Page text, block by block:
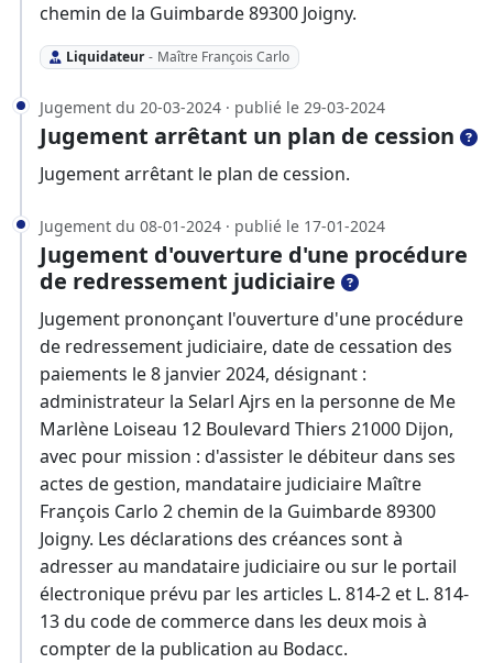
chemin de la Guimbarde 89300 Joigny.
Liquidateur - Maître François Carlo
Jugement du 20-03-2024 · publié le 29-03-2024
Jugement arrêtant un plan de cession
Jugement arrêtant le plan de cession.
Jugement du 08-01-2024 · publié le 17-01-2024
Jugement d'ouverture d'une procédure
de redressement judiciaire
Jugement prononçant l'ouverture d'une procédure
de redressement judiciaire, date de cessation des
paiements le 8 janvier 2024, désignant :
administrateur la Selarl Ajrs en la personne de Me
Marlène Loiseau 12 Boulevard Thiers 21000 Dijon,
avec pour mission : d'assister le débiteur dans ses
actes de gestion, mandataire judiciaire Maître
François Carlo 2 chemin de la Guimbarde 89300
Joigny. Les déclarations des créances sont à
adresser au mandataire judiciaire ou sur le portail
électronique prévu par les articles L. 814-2 et L. 814-
13 du code de commerce dans les deux mois à
compter de la publication au Bodacc.